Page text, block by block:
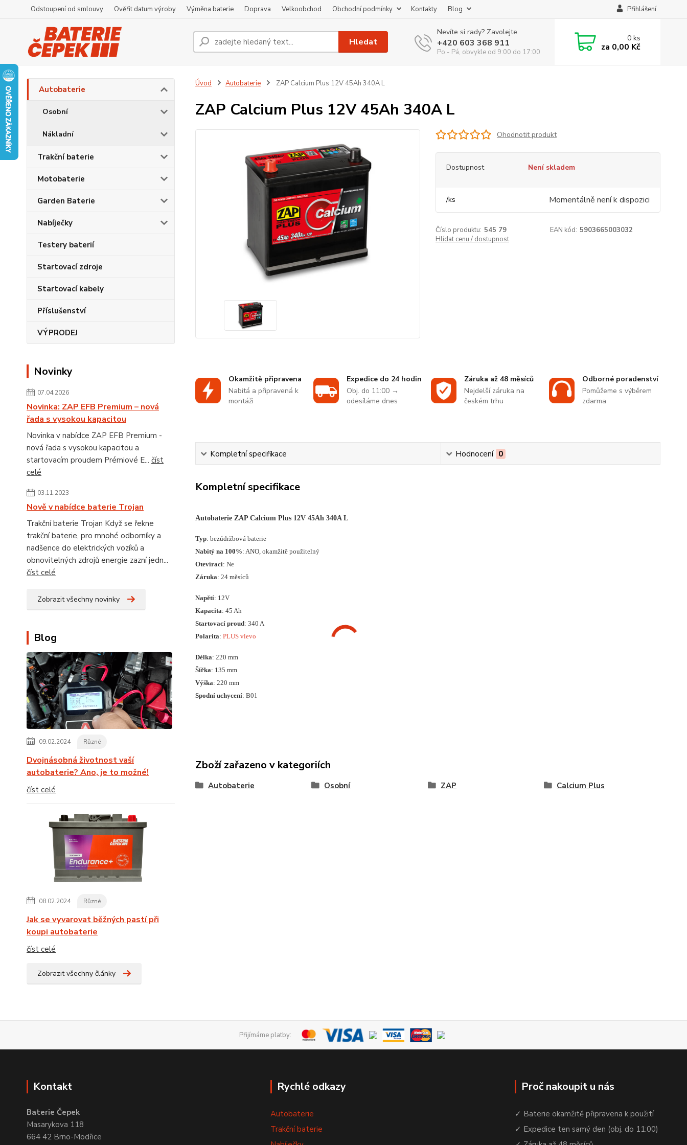
Odstoupení od smlouvy Ověřit datum výroby Výměna baterie Doprava Velkoobchod Obchodní podmínky Kontakty Blog Přihlášení
Hledat
Nevíte si rady? Zavolejte.
+420 603 368 911
Po - Pá, obvykle od 9:00 do 17:00
0ks
za 0,00 Kč
Autobaterie
Osobní
Nákladní
Trakční baterie
Motobaterie
Garden Baterie
Nabíječky
Testery baterií
Startovací zdroje
Startovací kabely
Příslušenství
VÝPRODEJ
Novinky
07.04.2026
Novinka: ZAP EFB Premium – nová
řada s vysokou kapacitou
Novinka v nabídce ZAP EFB Premium -
nová řada s vysokou kapacitou a
startovacím proudem Prémiové E... číst
celé
03.11.2023
Nově v nabídce baterie Trojan
Trakční baterie Trojan Když se řekne
trakční baterie, pro mnohé odborníky a
nadšence do elektrických vozíků a
obnovitelných zdrojů energie zazní jedn...
číst celé
Zobrazit všechny novinky
Blog
09.02.2024 Různé
Dvojnásobná životnost vaší
autobaterie? Ano, je to možné!
číst celé
08.02.2024 Různé
Jak se vyvarovat běžných pastí při
koupi autobaterie
číst celé
Zobrazit všechny články
Úvod Autobaterie ZAP Calcium Plus 12V 45Ah 340A L
ZAP Calcium Plus 12V 45Ah 340A L
Ohodnotit produkt
Dostupnost Není skladem
/ks Momentálně není k dispozici
Číslo produktu: 545 79 EAN kód: 5903665003032
Hlídat cenu / dostupnost
Okamžitě připravena
Nabitá a připravená k
montáži
Expedice do 24 hodin
Obj. do 11:00 →
odesíláme dnes
Záruka až 48 měsíců
Nejdelší záruka na
českém trhu
Odborné poradenství
Pomůžeme s výběrem
zdarma
Kompletní specifikace Hodnocení 0
Kompletní specifikace
Autobaterie ZAP Calcium Plus 12V 45Ah 340A L
Typ: bezúdržbová baterie
Nabitý na 100%: ANO, okamžitě použitelný
Otevírací: Ne
Záruka: 24 měsíců
Napětí: 12V
Kapacita: 45 Ah
Startovací proud: 340 A
Polarita: PLUS vlevo
Délka: 220 mm
Šířka: 135 mm
Výška: 220 mm
Spodní uchycení: B01
Zboží zařazeno v kategoriích
Autobaterie Osobní ZAP Calcium Plus
Přijímáme platby:
Kontakt
Baterie Čepek
Masarykova 118
664 42 Brno-Modřice
Rychlé odkazy
Autobaterie
Trakční baterie
Proč nakoupit u nás
✓ Baterie okamžitě připravena k použití
✓ Expedice ten samý den (obj. do 11:00)